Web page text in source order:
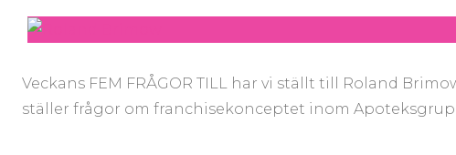
Veckans FEM FRÅGOR TILL har vi ställt till Roland
ställer frågor om franchisekonceptet inom